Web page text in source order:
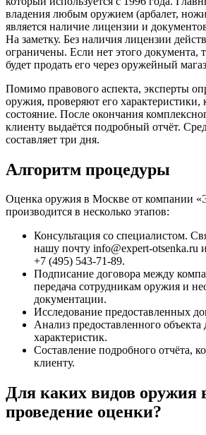
владения любым оружием (арбалет,
является наличие лицензии и
На заметку. Без наличия лицензии
ограничены. Если нет этого
будет продать его через оружейный
Помимо правового аспекта, эксперты
оружия, проверяют его характеристики,
состояние. После окончания
клиенту выдаётся подробный отчёт.
составляет три дня.
Алгоритм процедуры
Оценка оружия в Москве от компании
производится в несколько этапов:
Консультация со специалистом.
нашу почту info@expert-otsenka.ru
+7 (495) 543-71-89.
Подписание договора между
передача сотрудникам оружия и
документации.
Исследование предоставленных
Анализ предоставленного объекта
характеристик.
Составление подробного отчёта,
клиенту.
Для каких видов оружия
проведение оценки?